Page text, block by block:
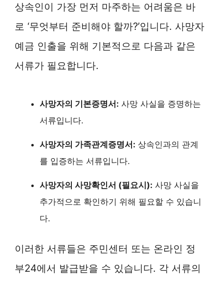
상속인이 가장 먼저 마주하는 어려움은 바
로 ‘무엇부터 준비해야 할까?’입니다. 사망자
예금 인출을 위해 기본적으로 다음과 같은
서류가 필요합니다.
사망자의 기본증명서: 사망 사실을 증명하는
서류입니다.
사망자의 가족관계증명서: 상속인과의 관계
를 입증하는 서류입니다.
사망자의 사망확인서 (필요시): 사망 사실을
추가적으로 확인하기 위해 필요할 수 있습니
다.
이러한 서류들은 주민센터 또는 온라인 정
부24에서 발급받을 수 있습니다. 각 서류의